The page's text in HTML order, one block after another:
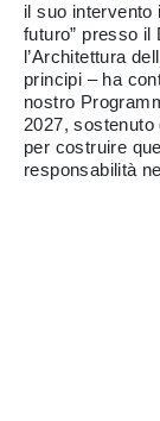
il suo intervento
futuro” presso il
l’Architettura
principi – ha
nostro
2027,
per costruire
responsabilità